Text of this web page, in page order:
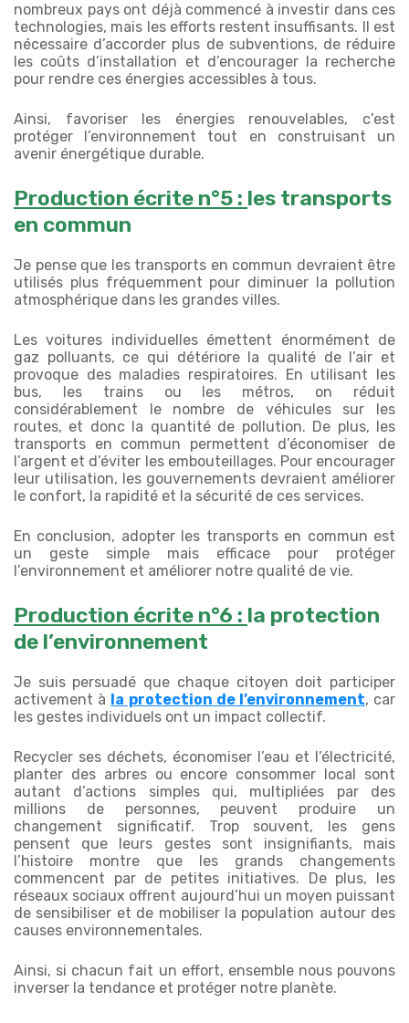
nombreux pays ont déjà commencé à investir dans ces
technologies, mais les efforts restent insuffisants. Il est
nécessaire d’accorder plus de subventions, de réduire
les coûts d’installation et d’encourager la recherche
pour rendre ces énergies accessibles à tous.
Ainsi, favoriser les énergies renouvelables, c’est
protéger l’environnement tout en construisant un
avenir énergétique durable.
Production écrite n°5 : les transports
en commun
Je pense que les transports en commun devraient être
utilisés plus fréquemment pour diminuer la pollution
atmosphérique dans les grandes villes.
Les voitures individuelles émettent énormément de
gaz polluants, ce qui détériore la qualité de l’air et
provoque des maladies respiratoires. En utilisant les
bus, les trains ou les métros, on réduit
considérablement le nombre de véhicules sur les
routes, et donc la quantité de pollution. De plus, les
transports en commun permettent d’économiser de
l’argent et d’éviter les embouteillages. Pour encourager
leur utilisation, les gouvernements devraient améliorer
le confort, la rapidité et la sécurité de ces services.
En conclusion, adopter les transports en commun est
un geste simple mais efficace pour protéger
l’environnement et améliorer notre qualité de vie.
Production écrite n°6 : la protection
de l’environnement
Je suis persuadé que chaque citoyen doit participer
activement à la protection de l’environnement, car
les gestes individuels ont un impact collectif.
Recycler ses déchets, économiser l’eau et l’électricité,
planter des arbres ou encore consommer local sont
autant d’actions simples qui, multipliées par des
millions de personnes, peuvent produire un
changement significatif. Trop souvent, les gens
pensent que leurs gestes sont insignifiants, mais
l’histoire montre que les grands changements
commencent par de petites initiatives. De plus, les
réseaux sociaux offrent aujourd’hui un moyen puissant
de sensibiliser et de mobiliser la population autour des
causes environnementales.
Ainsi, si chacun fait un effort, ensemble nous pouvons
inverser la tendance et protéger notre planète.